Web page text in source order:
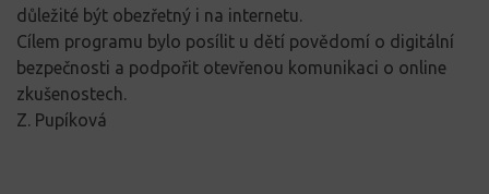
důležité být obezřetný i na internetu.
Cílem programu bylo posílit u dětí povědomí o digitální
bezpečnosti a podpořit otevřenou komunikaci o online
zkušenostech.
Z. Pupíková